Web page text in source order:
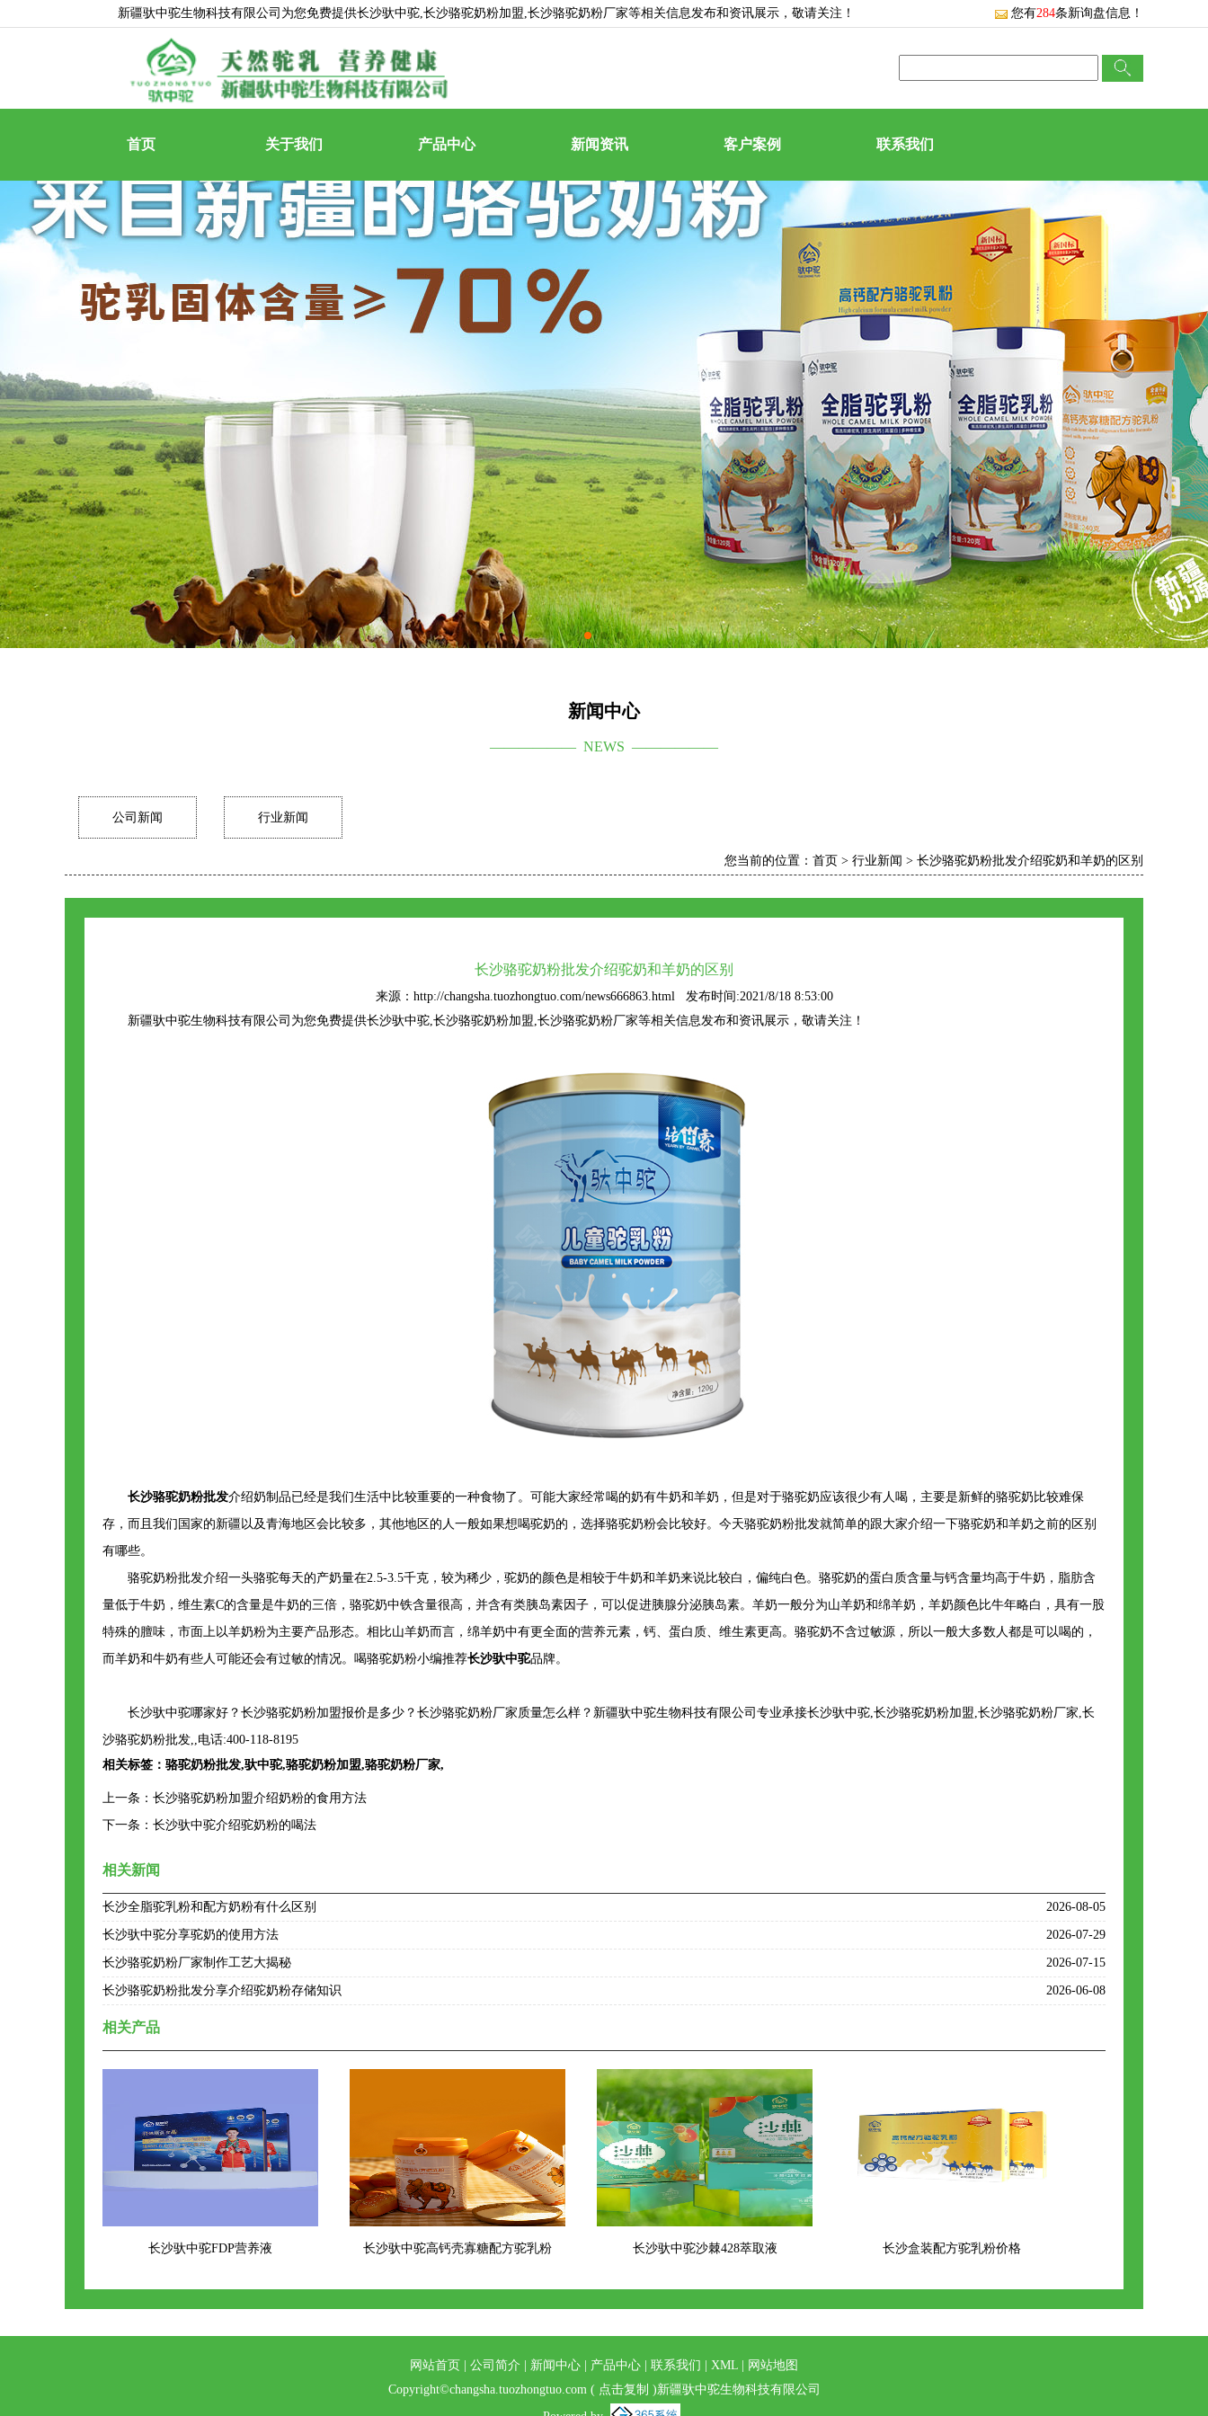
新疆驮中驼生物科技有限公司为您免费提供长沙驮中驼,长沙骆驼奶粉加盟,长沙骆驼奶粉厂家等相关信息发布和资讯展示，敬请关注！ 您有284条新询盘信息！
首页 关于我们 产品中心 新闻资讯 客户案例 联系我们
新闻中心
—————— NEWS ——————
公司新闻 行业新闻
您当前的位置： 首页 > 行业新闻 > 长沙骆驼奶粉批发介绍驼奶和羊奶的区别
长沙骆驼奶粉批发介绍驼奶和羊奶的区别
来源：http://changsha.tuozhongtuo.com/news666863.html 发布时间:2021/8/18 8:53:00
新疆驮中驼生物科技有限公司为您免费提供长沙驮中驼,长沙骆驼奶粉加盟,长沙骆驼奶粉厂家等相关信息发布和资讯展示，敬请关注！
长沙骆驼奶粉批发介绍奶制品已经是我们生活中比较重要的一种食物了。可能大家经常喝的奶有牛奶和羊奶，但是对于骆驼奶应该很少有人喝，主要是新鲜的骆驼奶比较难保
存，而且我们国家的新疆以及青海地区会比较多，其他地区的人一般如果想喝驼奶的，选择骆驼奶粉会比较好。今天骆驼奶粉批发就简单的跟大家介绍一下骆驼奶和羊奶之前的区别
有哪些。
骆驼奶粉批发介绍一头骆驼每天的产奶量在2.5-3.5千克，较为稀少，驼奶的颜色是相较于牛奶和羊奶来说比较白，偏纯白色。骆驼奶的蛋白质含量与钙含量均高于牛奶，脂肪含
量低于牛奶，维生素C的含量是牛奶的三倍，骆驼奶中铁含量很高，并含有类胰岛素因子，可以促进胰腺分泌胰岛素。羊奶一般分为山羊奶和绵羊奶，羊奶颜色比牛年略白，具有一股
特殊的膻味，市面上以羊奶粉为主要产品形态。相比山羊奶而言，绵羊奶中有更全面的营养元素，钙、蛋白质、维生素更高。骆驼奶不含过敏源，所以一般大多数人都是可以喝的，
而羊奶和牛奶有些人可能还会有过敏的情况。喝骆驼奶粉小编推荐长沙驮中驼品牌。
长沙驮中驼哪家好？长沙骆驼奶粉加盟报价是多少？长沙骆驼奶粉厂家质量怎么样？新疆驮中驼生物科技有限公司专业承接长沙驮中驼,长沙骆驼奶粉加盟,长沙骆驼奶粉厂家,长
沙骆驼奶粉批发,,电话:400-118-8195
相关标签： 骆驼奶粉批发,驮中驼,骆驼奶粉加盟,骆驼奶粉厂家,
上一条： 长沙骆驼奶粉加盟介绍奶粉的食用方法
下一条： 长沙驮中驼介绍驼奶粉的喝法
相关新闻
长沙全脂驼乳粉和配方奶粉有什么区别 2026-08-05
长沙驮中驼分享驼奶的使用方法 2026-07-29
长沙骆驼奶粉厂家制作工艺大揭秘 2026-07-15
长沙骆驼奶粉批发分享介绍驼奶粉存储知识 2026-06-08
相关产品
长沙驮中驼FDP营养液 长沙驮中驼高钙壳寡糖配方驼乳粉 长沙驮中驼沙棘428萃取液 长沙盒装配方驼乳粉价格
网站首页 公司简介 新闻中心 产品中心 联系我们 XML
网站地图
Copyright©changsha.tuozhongtuo.com( 点击复制 )新疆驮中驼生物科技有限公司